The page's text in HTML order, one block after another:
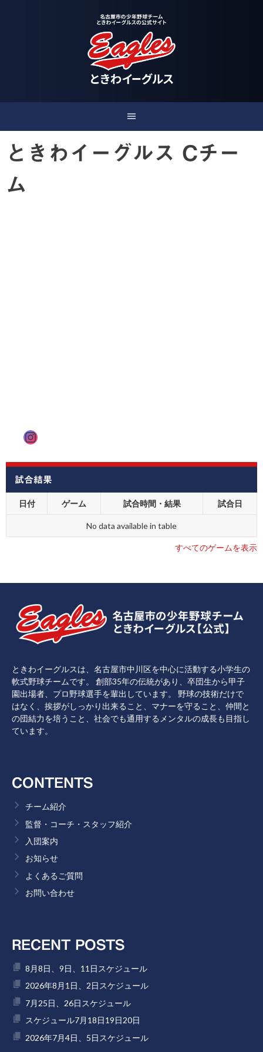
ときわイーグルス Cチー
ム
Instagram
試合結果
日付 ゲーム 試合時間・結果 試合日
No data available in table
すべてのゲームを表示
ときわイーグルスは、名古屋市中川区を中心に活動する小学生の
軟式野球チームです。 創部35年の伝統があり、卒団生から甲子
園出場者、プロ野球選手を輩出しています。 野球の技術だけで
はなく、挨拶がしっかり出来ること、マナーを守ること、仲間と
の団結力を培うこと、社会でも通用するメンタルの成長も目指し
ています。
CONTENTS
チーム紹介
監督・コーチ・スタッフ紹介
入団案内
お知らせ
よくあるご質問
お問い合わせ
RECENT POSTS
8月8日、9日、11日スケジュール
2026年8月1日、2日スケジュール
7月25日、26日スケジュール
スケジュール7月18日19日20日
2026年7月4日、5日スケジュール